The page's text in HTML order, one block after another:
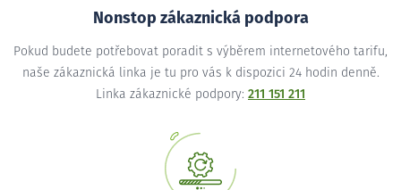
Nonstop zákaznická podpora
Pokud budete potřebovat poradit s výběrem internetového tarifu,
naše zákaznická linka je tu pro vás k dispozici 24 hodin denně.
Linka zákaznické podpory: 211 151 211